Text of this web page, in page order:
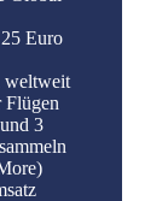
Euro
weltweit
Flügen
3